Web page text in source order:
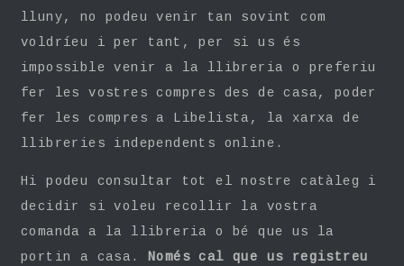
lluny, no podeu venir tan sovint com
voldríeu i per tant, per si us és
impossible venir a la llibreria o preferiu
fer les vostres compres des de casa, poder
fer les compres a Libelista, la xarxa de
llibreries independents online.
Hi podeu consultar tot el nostre catàleg i
decidir si voleu recollir la vostra
comanda a la llibreria o bé que us la
portin a casa.
Només cal que us registreu